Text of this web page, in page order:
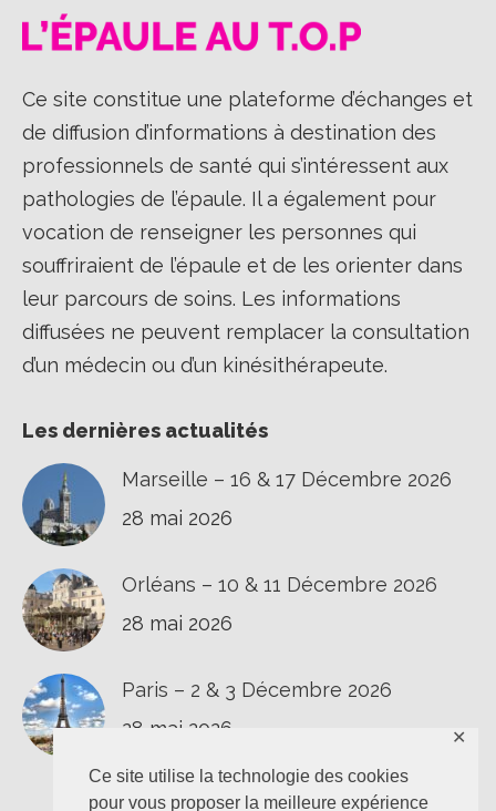
Ce site utilise la technologie des cookies
pour vous proposer la meilleure expérience
✕
Ce site constitue une plateforme d’échanges et
de diffusion d’informations à destination des
professionnels de santé qui s’intéressent aux
pathologies de l’épaule. Il a également pour
vocation de renseigner les personnes qui
souffriraient de l’épaule et de les orienter dans
leur parcours de soins. Les informations
diffusées ne peuvent remplacer la consultation
d’un médecin ou d’un kinésithérapeute.
Les dernières actualités
Marseille – 16 & 17 Décembre 2026
28 mai 2026
Orléans – 10 & 11 Décembre 2026
28 mai 2026
Paris – 2 & 3 Décembre 2026
28 mai 2026